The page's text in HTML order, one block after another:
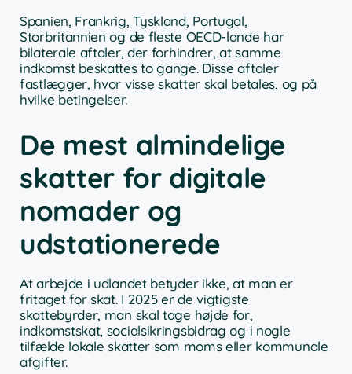
Spanien, Frankrig, Tyskland, Portugal,
Storbritannien og de fleste OECD-lande har
bilaterale aftaler, der forhindrer, at samme
indkomst beskattes to gange. Disse aftaler
fastlægger, hvor visse skatter skal betales, og på
hvilke betingelser.
De mest almindelige
skatter for digitale
nomader og
udstationerede
At arbejde i udlandet betyder ikke, at man er
fritaget for skat. I 2025 er de vigtigste
skattebyrder, man skal tage højde for,
indkomstskat, socialsikringsbidrag og i nogle
tilfælde lokale skatter som moms eller kommunale
afgifter.